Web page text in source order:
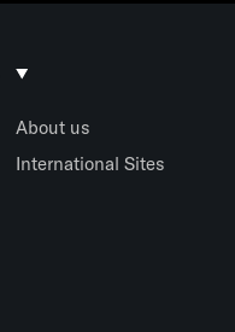
About us
International Sites